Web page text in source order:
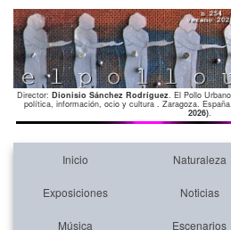
Director: Dionisio Sánchez Rodríguez. El Pollo
política, información, ocio y cultura . Zaragoza. España.
2026).
Inicio Naturaleza
Exposiciones Noticias
Música Escenarios